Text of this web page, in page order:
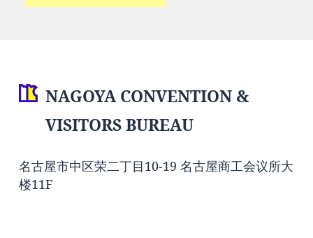
NAGOYA CONVENTION &
VISITORS BUREAU
名古屋市中区荣二丁目10-19 名古屋商工会议所大
楼11F